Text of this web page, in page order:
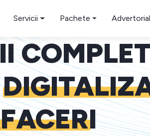
Servicii Pachete